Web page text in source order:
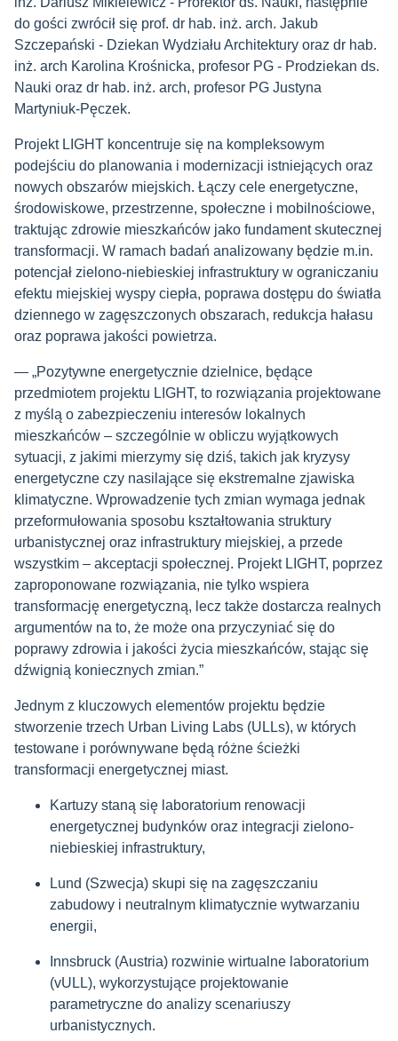
do gości zwrócił się prof. dr hab. inż. arch. Jakub
Szczepański - Dziekan Wydziału Architektury oraz dr hab.
inż. arch Karolina Krośnicka, profesor PG - Prodziekan ds.
Nauki oraz dr hab. inż. arch, profesor PG Justyna
Martyniuk-Pęczek.
Projekt LIGHT koncentruje się na kompleksowym
podejściu do planowania i modernizacji istniejących oraz
nowych obszarów miejskich. Łączy cele energetyczne,
środowiskowe, przestrzenne, społeczne i mobilnościowe,
traktując zdrowie mieszkańców jako fundament skutecznej
transformacji. W ramach badań analizowany będzie m.in.
potencjał zielono-niebieskiej infrastruktury w ograniczaniu
efektu miejskiej wyspy ciepła, poprawa dostępu do światła
dziennego w zagęszczonych obszarach, redukcja hałasu
oraz poprawa jakości powietrza.
— „Pozytywne energetycznie dzielnice, będące
przedmiotem projektu LIGHT, to rozwiązania projektowane
z myślą o zabezpieczeniu interesów lokalnych
mieszkańców – szczególnie w obliczu wyjątkowych
sytuacji, z jakimi mierzymy się dziś, takich jak kryzysy
energetyczne czy nasilające się ekstremalne zjawiska
klimatyczne. Wprowadzenie tych zmian wymaga jednak
przeformułowania sposobu kształtowania struktury
urbanistycznej oraz infrastruktury miejskiej, a przede
wszystkim – akceptacji społecznej. Projekt LIGHT, poprzez
zaproponowane rozwiązania, nie tylko wspiera
transformację energetyczną, lecz także dostarcza realnych
argumentów na to, że może ona przyczyniać się do
poprawy zdrowia i jakości życia mieszkańców, stając się
dźwignią koniecznych zmian.”
Jednym z kluczowych elementów projektu będzie
stworzenie trzech Urban Living Labs (ULLs), w których
testowane i porównywane będą różne ścieżki
transformacji energetycznej miast.
Kartuzy staną się laboratorium renowacji
energetycznej budynków oraz integracji zielono-
niebieskiej infrastruktury,
Lund (Szwecja) skupi się na zagęszczaniu
zabudowy i neutralnym klimatycznie wytwarzaniu
energii,
Innsbruck (Austria) rozwinie wirtualne laboratorium
(vULL), wykorzystujące projektowanie
parametryczne do analizy scenariuszy
urbanistycznych.